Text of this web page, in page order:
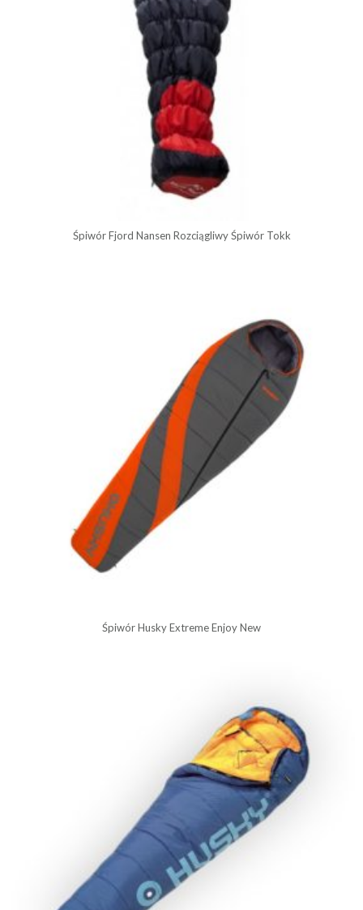
Śpiwór Fjord Nansen Rozciągliwy Śpiwór Tokk
Śpiwór Husky Extreme Enjoy New